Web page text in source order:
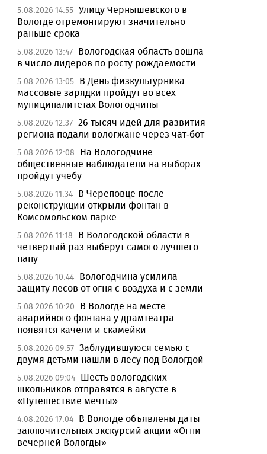
5.08.2026 14:55 Улицу Чернышевского в
Вологде отремонтируют значительно
раньше срока
5.08.2026 13:47 Вологодская область вошла
в число лидеров по росту рождаемости
5.08.2026 13:05 В День физкультурника
массовые зарядки пройдут во всех
муниципалитетах Вологодчины
5.08.2026 12:37 26 тысяч идей для развития
региона подали вологжане через чат-бот
5.08.2026 12:08
На Вологодчине
общественные наблюдатели на выборах
пройдут учебу
5.08.2026 11:34 В Череповце после
реконструкции открыли фонтан в
Комсомольском парке
5.08.2026 11:18
В Вологодской области в
четвертый раз выберут самого лучшего
папу
5.08.2026 10:44 Вологодчина усилила
защиту лесов от огня с воздуха и с земли
5.08.2026 10:20
В Вологде на месте
аварийного фонтана у драмтеатра
появятся качели и скамейки
5.08.2026 09:57 Заблудившуюся семью с
двумя детьми нашли в лесу под Вологдой
5.08.2026 09:04 Шесть вологодских
школьников отправятся в августе в
«Путешествие мечты»
4.08.2026 17:04 В Вологде объявлены даты
заключительных экскурсий акции «Огни
вечерней Вологды»